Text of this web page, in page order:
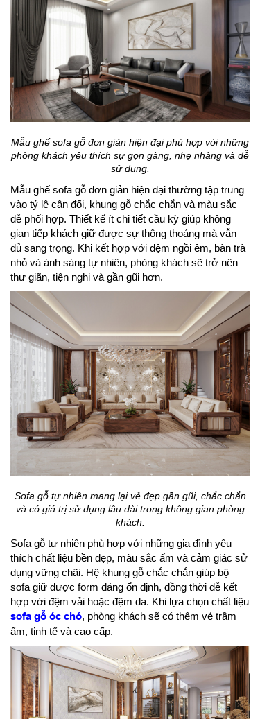
Mẫu ghế sofa gỗ đơn giản hiện đại phù hợp với những
phòng khách yêu thích sự gọn gàng, nhẹ nhàng và dễ
sử dụng.
Mẫu ghế sofa gỗ đơn giản hiện đại thường tập trung
vào tỷ lệ cân đối, khung gỗ chắc chắn và màu sắc
dễ phối hợp. Thiết kế ít chi tiết cầu kỳ giúp không
gian tiếp khách giữ được sự thông thoáng mà vẫn
đủ sang trọng. Khi kết hợp với đệm ngồi êm, bàn trà
nhỏ và ánh sáng tự nhiên, phòng khách sẽ trở nên
thư giãn, tiện nghi và gần gũi hơn.
Sofa gỗ tự nhiên mang lại vẻ đẹp gần gũi, chắc chắn
và có giá trị sử dụng lâu dài trong không gian phòng
khách.
Sofa gỗ tự nhiên phù hợp với những gia đình yêu
thích chất liệu bền đẹp, màu sắc ấm và cảm giác sử
dụng vững chãi. Hệ khung gỗ chắc chắn giúp bộ
sofa giữ được form dáng ổn định, đồng thời dễ kết
hợp với đệm vải hoặc đệm da. Khi lựa chọn chất liệu
sofa gỗ óc chó, phòng khách sẽ có thêm vẻ trầm
ấm, tinh tế và cao cấp.